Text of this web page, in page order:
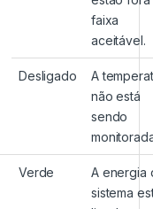
faixa
aceitável.
Desligado
A
não está
sendo
Verde
A energia
sistema